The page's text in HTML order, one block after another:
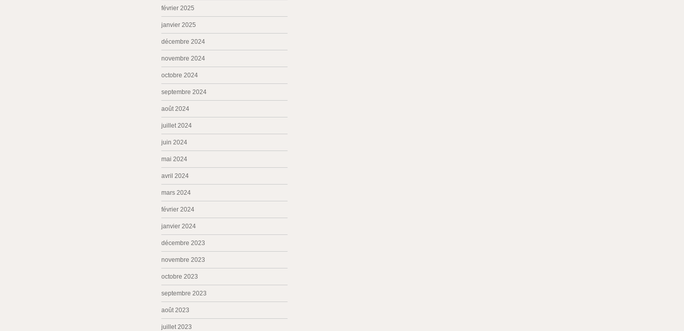
février 2025
janvier 2025
décembre 2024
novembre 2024
octobre 2024
septembre 2024
août 2024
juillet 2024
juin 2024
mai 2024
avril 2024
mars 2024
février 2024
janvier 2024
décembre 2023
novembre 2023
octobre 2023
septembre 2023
août 2023
juillet 2023